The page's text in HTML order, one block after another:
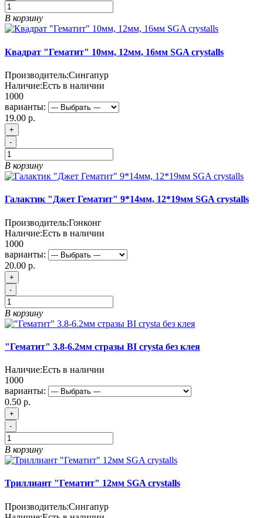
В корзину
Квадрат "Гематит" 10мм, 12мм, 16мм SGA crystalls
Производитель:Сингапур
Наличие:Есть в наличии
1000
варианты:
19.00 р.
+
-
В корзину
Галактик "Джет Гематит" 9*14мм, 12*19мм SGA crystalls
Производитель:Гонконг
Наличие:Есть в наличии
1000
варианты:
20.00 р.
+
-
В корзину
"Гематит" 3.8-6.2мм стразы BI crysta без клея
Наличие:Есть в наличии
1000
варианты:
0.50 р.
+
-
В корзину
Триллиант "Гематит" 12мм SGA crystalls
Производитель:Сингапур